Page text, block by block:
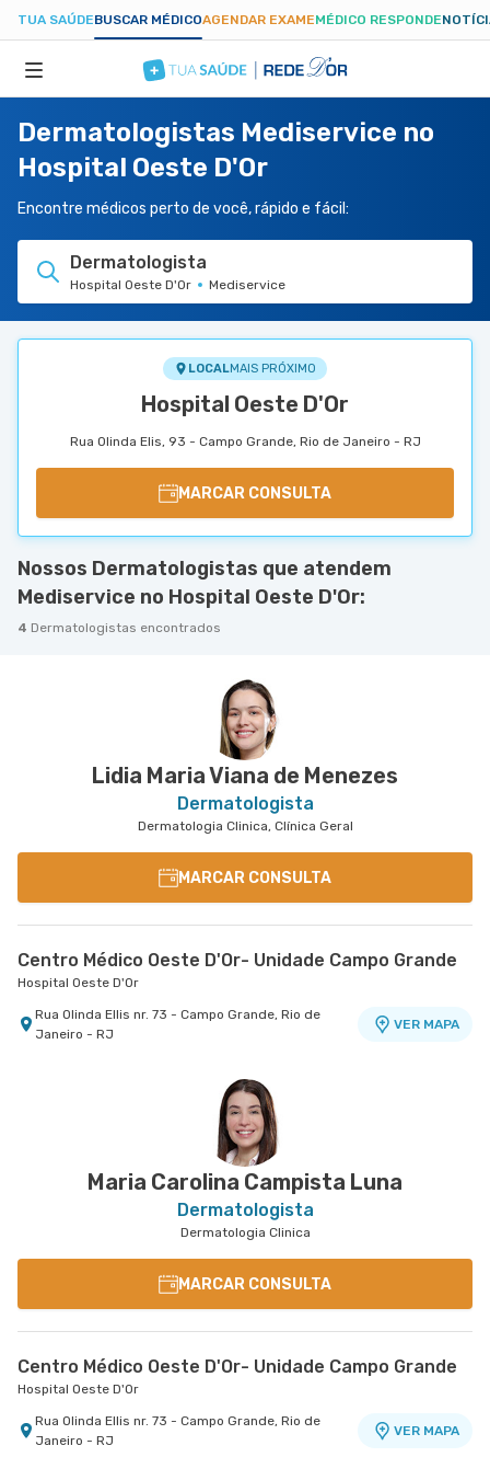
TUA SAÚDEBUSCAR MÉDICOAGENDAR EXAMEMÉDICO RESPONDE
ESPECIALIDADES
HOSPITAIS
TUASAUDE.COM
Dermatologistas Mediservice no
Hospital Oeste D'Or
Encontre médicos perto de você, rápido e fácil:
Dermatologista
Hospital Oeste D'Or Mediservice
LOCALMAIS PRÓXIMO
Hospital Oeste D'Or
Rua Olinda Elis, 93 - Campo Grande, Rio de Janeiro - RJ
MARCAR CONSULTA
Nossos Dermatologistas que atendem
Mediservice no Hospital Oeste D'Or:
4 Dermatologistas encontrados
Lidia Maria Viana de Menezes
Dermatologista
Dermatologia Clinica, Clínica Geral
MARCAR CONSULTA
Centro Médico Oeste D'Or- Unidade Campo Grande
Hospital Oeste D'Or
Rua Olinda Ellis nr. 73 - Campo Grande, Rio de
Janeiro - RJ
VER MAPA
Maria Carolina Campista Luna
Dermatologista
Dermatologia Clinica
MARCAR CONSULTA
Centro Médico Oeste D'Or- Unidade Campo Grande
Hospital Oeste D'Or
Rua Olinda Ellis nr. 73 - Campo Grande, Rio de
Janeiro - RJ
VER MAPA